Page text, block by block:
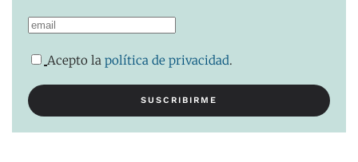
Acepto la política de privacidad.